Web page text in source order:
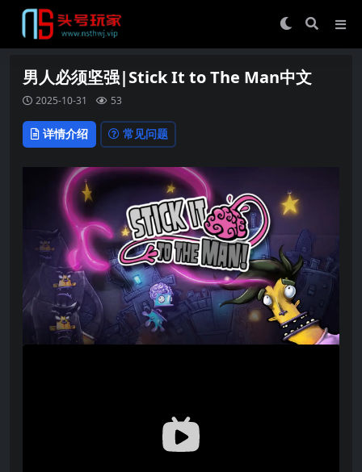
男人必须坚强|Stick It to The Man中文
2025-10-31 53
详情介绍 常见问题